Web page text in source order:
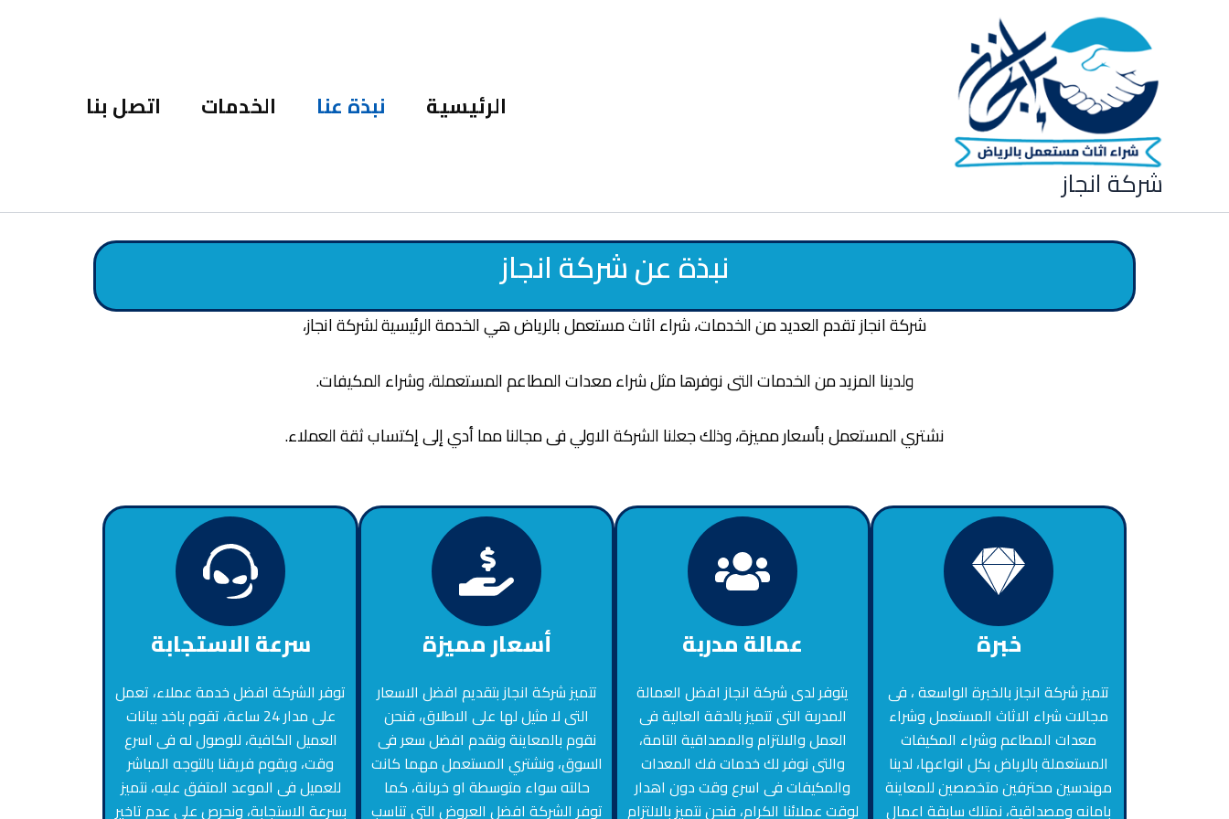
شركة انجاز
الرئيسية نبذة عنا الخدمات اتصل بنا
نبذة عن شركة انجاز
شركة انجاز تقدم العديد من الخدمات، شراء اثاث مستعمل بالرياض هي الخدمة الرئيسية لشركة انجاز،
ولدينا المزيد من الخدمات التى نوفرها مثل شراء معدات المطاعم المستعملة، وشراء المكيفات.
نشتري المستعمل بأسعار مميزة، وذلك جعلنا الشركة الاولي فى مجالنا مما أدي إلى إكتساب ثقة العملاء.
خبرة
تتميز شركة انجاز بالخبرة الواسعة ، فى
مجالات شراء الاثاث المستعمل وشراء
معدات المطاعم وشراء المكيفات
المستعملة بالرياض بكل انواعها، لدينا
مهندسين محترفين متخصصين للمعاينة
بامانه ومصداقية، نمتلك سابقة اعمال
عمالة مدربة
يتوفر لدى شركة انجاز افضل العمالة
المدربة التى تتميز بالدقة العالية فى
العمل والالتزام والمصداقية التامة،
والتى نوفر لك خدمات فك المعدات
والمكيفات فى اسرع وقت دون اهدار
لوقت عملائنا الكرام، فنحن نتميز بالالتزام
أسعار مميزة
تتميز شركة انجاز بتقديم افضل الاسعار
التى لا مثيل لها على الاطلاق، فنحن
نقوم بالمعاينة ونقدم افضل سعر فى
السوق، ونشتري المستعمل مهما كانت
حالته سواء متوسطة او خربانة، كما
توفر الشركة افضل العروض التى تناسب
سرعة الاستجابة
توفر الشركة افضل خدمة عملاء، تعمل
على مدار 24 ساعة، تقوم باخد بيانات
العميل الكافية، للوصول له فى اسرع
وقت، ويقوم فريقنا بالتوجه المباشر
للعميل فى الموعد المتفق عليه، نتميز
بسرعة الاستجابة، ونحرص على عدم تاخير